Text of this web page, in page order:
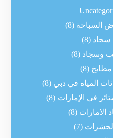
السباحة (8)
سجاد (8)
وسجاد (8)
(8)
المياه في دبي (8)
في الإمارات (8)
(8)
(7)